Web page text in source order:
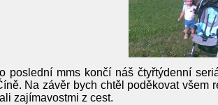
poslední mms končí náš čtyřtýdenní
Na závěr bych chtěl poděkovat všem
zajímavostmi z cest.